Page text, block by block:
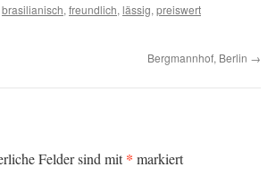
brasilianisch, freundlich, lässig, preiswert
Bergmannhof, Berlin →
Felder sind mit* markiert